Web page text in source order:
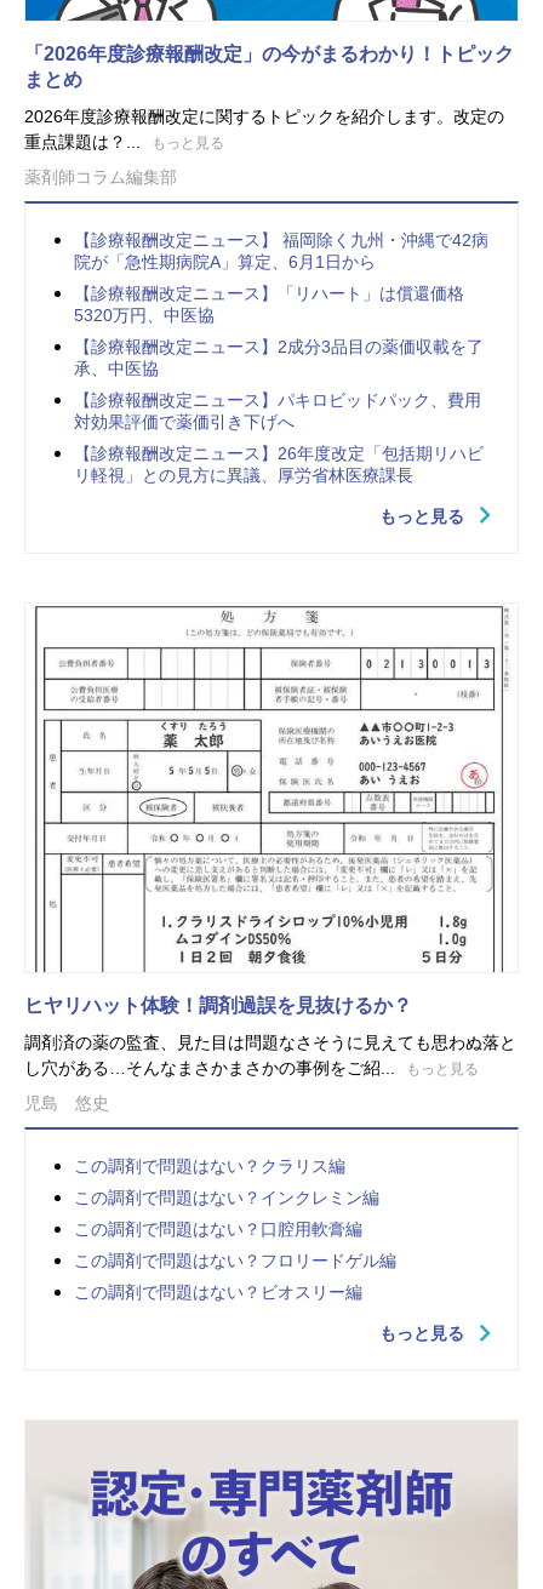
「2026年度診療報酬改定」の今がまるわかり！トピック
まとめ
2026年度診療報酬改定に関するトピックを紹介します。改定の
重点課題は？...
もっと見る
薬剤師コラム編集部
【診療報酬改定ニュース】 福岡除く九州・沖縄で42病
院が「急性期病院A」算定、6月1日から
【診療報酬改定ニュース】「リハート」は償還価格
5320万円、中医協
【診療報酬改定ニュース】2成分3品目の薬価収載を了
承、中医協
【診療報酬改定ニュース】パキロビッドパック、費用
対効果評価で薬価引き下げへ
【診療報酬改定ニュース】26年度改定「包括期リハビ
リ軽視」との見方に異議、厚労省林医療課長
もっと見る
ヒヤリハット体験！調剤過誤を見抜けるか？
調剤済の薬の監査、見た目は問題なさそうに見えても思わぬ落と
し穴がある…そんなまさかまさかの事例をご紹...
もっと見る
児島 悠史
この調剤で問題はない？クラリス編
この調剤で問題はない？インクレミン編
この調剤で問題はない？口腔用軟膏編
この調剤で問題はない？フロリードゲル編
この調剤で問題はない？ビオスリー編
もっと見る